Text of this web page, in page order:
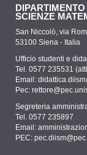
SCIENZE
San Niccolò, via
53100 Siena - Italia
Ufficio studenti e
Tel. 0577 235531
Email:
Pec:
Segreteria
Tel. 0577 235897
Email:
PEC: